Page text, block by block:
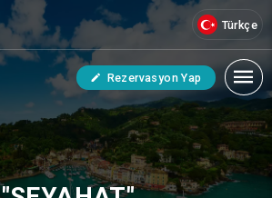
Türkçe
Rezervasyon Yap